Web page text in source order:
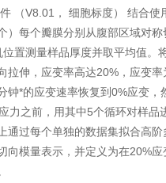
（V8.01， 细胞标度） 结合使
）每个瓣膜分别从腹部区域对称
置测量样品厚度并取平均值。
拉伸，应变率高达20%，应变率
钟*的应变速率恢复到0%应变，
力之前，用其中5个循环对样品
通过每个单独的数据集拟合高阶
向模量表示，并定义为在20%应